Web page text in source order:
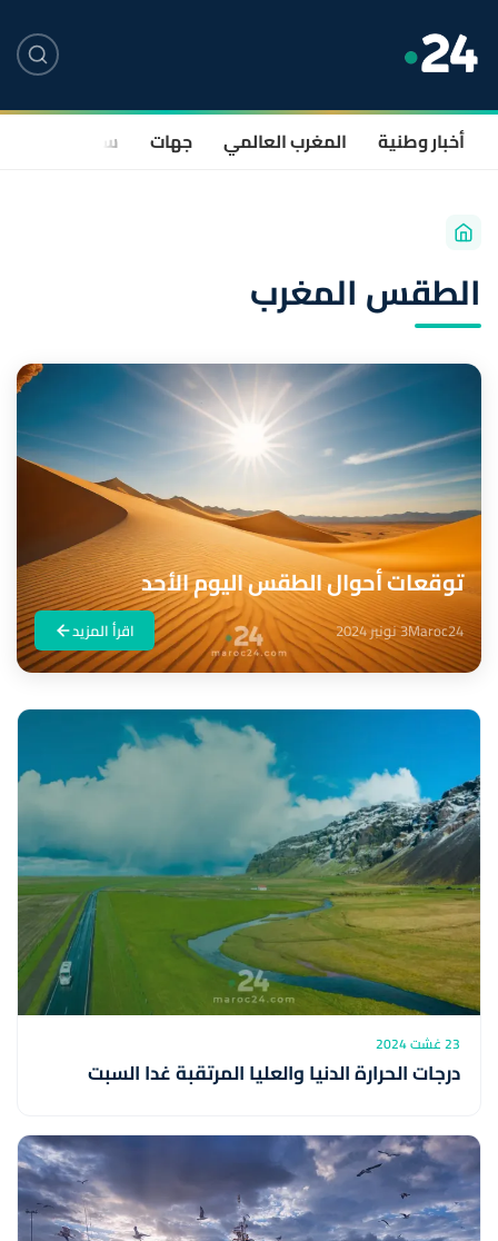
أخبار وطنية المغرب العالمي جهات سياسة
الطقس المغرب
توقعات أحوال الطقس اليوم الأحد
Maroc243 نونبر 2024 اقرأ المزيد
23 غشت 2024
درجات الحرارة الدنيا والعليا المرتقبة غدا السبت